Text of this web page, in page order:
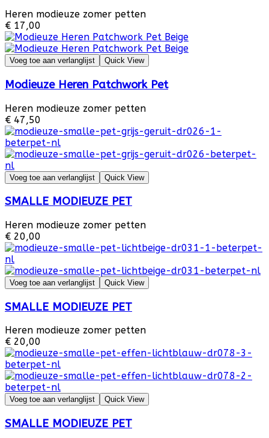
Heren modieuze zomer petten
€ 17,00
Voeg toe aan verlanglijst Quick View
Modieuze Heren Patchwork Pet
Heren modieuze zomer petten
€ 47,50
Voeg toe aan verlanglijst Quick View
SMALLE MODIEUZE PET
Heren modieuze zomer petten
€ 20,00
Voeg toe aan verlanglijst Quick View
SMALLE MODIEUZE PET
Heren modieuze zomer petten
€ 20,00
Voeg toe aan verlanglijst Quick View
SMALLE MODIEUZE PET